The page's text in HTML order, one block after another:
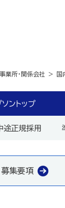
事業所・関係会社 国
ントップ
途正規採用
募集要項